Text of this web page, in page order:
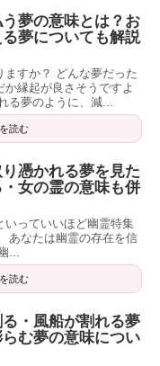
う夢の意味とは？お
夢についても解説
ますか？ どんな夢だった
縁起が良さそうですよ
る夢のように、減...
読む
り憑かれる夢を見た
女の霊の意味も併
いっていいほど幽霊特集
あなたは幽霊の存在を信
...
読む
る・風船が割れる夢
む夢の意味につい